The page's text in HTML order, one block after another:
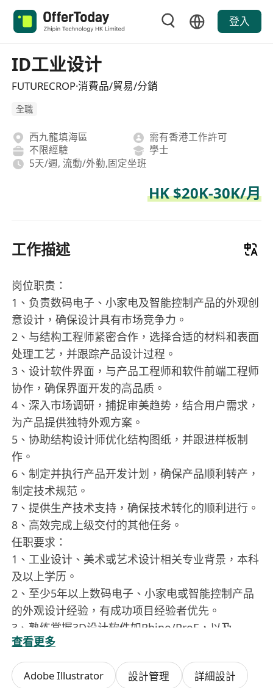
登入
ID工业设计
FUTURECROP·消費品/貿易/分銷
全職
西九龍填海區
需有香港工作許可
不限經驗
學士
5天/週, 流動/外勤,固定坐班
HK $20K-30K/月
工作描述
岗位职责：
1、负责数码电子、小家电及智能控制产品的外观创
意设计，确保设计具有市场竞争力。
2、与结构工程师紧密合作，选择合适的材料和表面
处理工艺，并跟踪产品设计过程。
3、设计软件界面，与产品工程师和软件前端工程师
协作，确保界面开发的高品质。
4、深入市场调研，捕捉审美趋势，结合用户需求，
为产品提供独特外观方案。
5、协助结构设计师优化结构图纸，并跟进样板制
作。
6、制定并执行产品开发计划，确保产品顺利转产，
制定技术规范。
7、提供生产技术支持，确保技术转化的顺利进行。
8、高效完成上级交付的其他任务。
任职要求：
1、工业设计、美术或艺术设计相关专业背景，本科
及以上学历。
2、至少5年以上数码电子、小家电或智能控制产品
的外观设计经验，有成功项目经验者优先。
3、熟练掌握3D设计软件如Rhino/ProE，以及
PS/AI，C4D/KS，coredraw等设计工具。
4、对结构、工艺和材料有深入了解，能够与团队协
同工作。
查看更多
Adobe Illustrator 設計管理
詳細設計